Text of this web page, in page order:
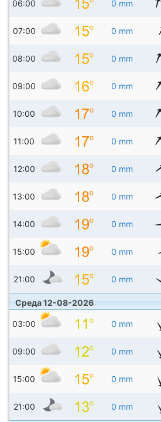
06:00 0 mm
07:00 0 mm
08:00 0 mm
09:00 0 mm
10:00 0 mm
11:00 0 mm
12:00 0 mm
13:00 0 mm
14:00 0 mm
15:00 0 mm
21:00 0 mm
Среда 12-08-2026
03:00 0 mm
09:00 0 mm
15:00 0 mm
21:00 0 mm